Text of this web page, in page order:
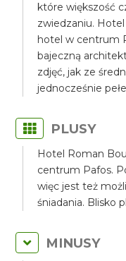
które większość
zwiedzaniu.
hotel w centrum
bajeczną
zdjęć, jak ze
jednocześnie
PLUSY
Hotel Roman
centrum Pafos.
więc jest też
śniadania. Blisko
MINUSY